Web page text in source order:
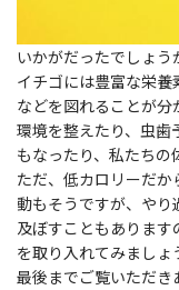
いかがだったでしょう
イチゴには豊富な栄
などを図れることが
環境を整えたり、虫歯
もなったり、私たちの
ただ、低カロリーだ
動もそうですが、や
及ぼすこともありま
を取り入れてみましょ
最後までご覧いただき